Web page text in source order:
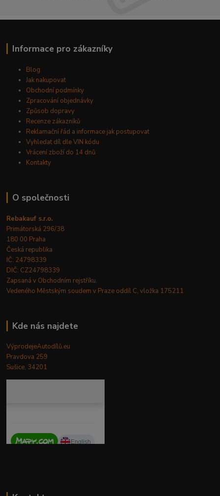
Informace pro zákazníky
Blog
Jak nakupovat
Obchodní podmínky
Zpracování objednávky
Způsob dopravy
Recenze zákazníků
Reklamační řád a informace jak postupovat
Vyhledat díl dle VIN kódu
Vrácení zboží do 14 dnů
Kontakty
O společnosti
Rebakauf s.r.o.
Primátorská 296/38
180 00 Praha
Česká republika
IČ: 24798339
DIČ: CZ24798339
Zapsaná v Obchodním rejstříku.
Vedeného Městským soudem v Praze oddíl C, vložka 175211
Kde nás najdete
VýprodejeAutodílů.eu
Pravdova 259
Sušice, 34201